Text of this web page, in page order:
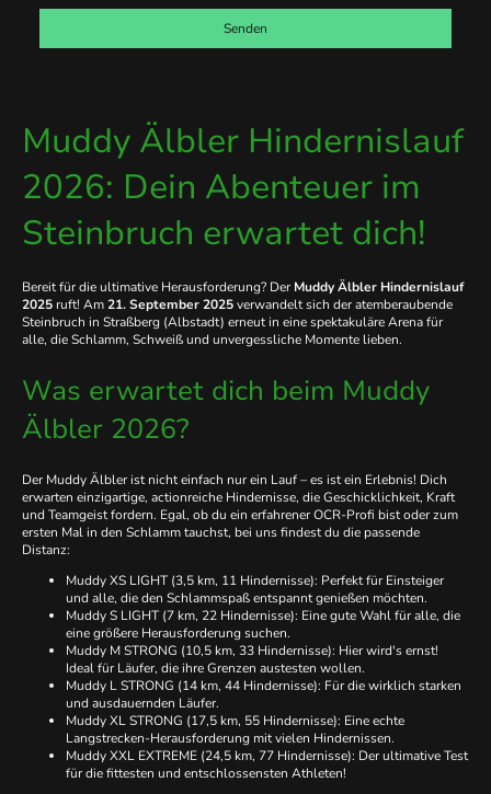
Senden
Muddy Älbler Hindernislauf
2026: Dein Abenteuer im
Steinbruch erwartet dich!
Bereit für die ultimative Herausforderung? DerMuddy Älbler Hindernislauf
2025 ruft! Am21. September 2025verwandelt sich der atemberaubende
Steinbruch in Straßberg (Albstadt) erneut in eine spektakuläre Arena für
alle, die Schlamm, Schweiß und unvergessliche Momente lieben.
Was erwartet dich beim Muddy
Älbler 2026?
Der Muddy Älbler ist nicht einfach nur ein Lauf – es ist ein Erlebnis! Dich
erwarten einzigartige, actionreiche Hindernisse, die Geschicklichkeit, Kraft
und Teamgeist fordern. Egal, ob du ein erfahrener OCR-Profi bist oder zum
ersten Mal in den Schlamm tauchst, bei uns findest du die passende
Distanz:
Muddy XS LIGHT (3,5 km, 11 Hindernisse): Perfekt für Einsteiger
und alle, die den Schlammspaß entspannt genießen möchten.
Muddy S LIGHT (7 km, 22 Hindernisse): Eine gute Wahl für alle, die
eine größere Herausforderung suchen.
Muddy M STRONG (10,5 km, 33 Hindernisse): Hier wird's ernst!
Ideal für Läufer, die ihre Grenzen austesten wollen.
Muddy L STRONG (14 km, 44 Hindernisse): Für die wirklich starken
und ausdauernden Läufer.
Muddy XL STRONG (17,5 km, 55 Hindernisse): Eine echte
Langstrecken-Herausforderung mit vielen Hindernissen.
Muddy XXL EXTREME (24,5 km, 77 Hindernisse): Der ultimative Test
für die fittesten und entschlossensten Athleten!